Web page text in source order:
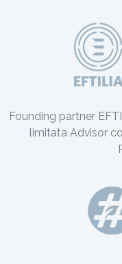
Founding partner
limitata Advisor